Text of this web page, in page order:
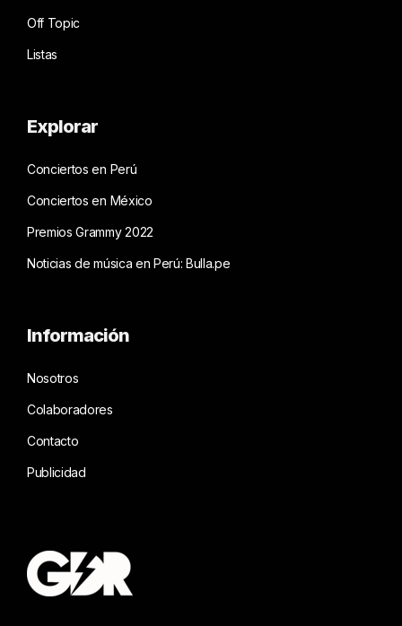
Off Topic
Listas
Explorar
Conciertos en Perú
Conciertos en México
Premios Grammy 2022
Noticias de música en Perú: Bulla.pe
Información
Nosotros
Colaboradores
Contacto
Publicidad